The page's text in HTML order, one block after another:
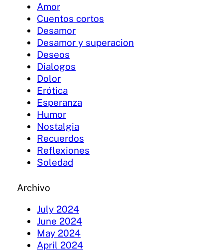
Amor
Cuentos cortos
Desamor
Desamor y superacion
Deseos
Dialogos
Dolor
Erótica
Esperanza
Humor
Nostalgia
Recuerdos
Reflexiones
Soledad
Archivo
July 2024
June 2024
May 2024
April 2024